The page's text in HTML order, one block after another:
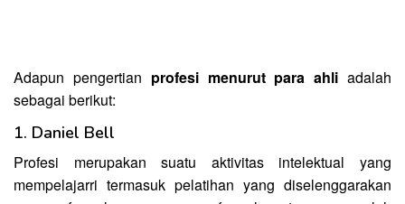
Adapun pengertian profesi menurut para ahli adalah
sebagai berikut:
1. Daniel Bell
Profesi merupakan suatu aktivitas intelektual yang
mempelajarri termasuk pelatihan yang diselenggarakan